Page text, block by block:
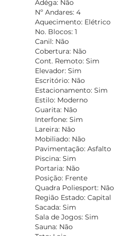
Adéga: Não
Nº Andares: 4
Aquecimento: Elétrico
No. Blocos: 1
Canil: Não
Cobertura: Não
Cont. Remoto: Sim
Elevador: Sim
Escritório: Não
Estacionamento: Sim
Estilo: Moderno
Guarita: Não
Interfone: Sim
Lareira: Não
Mobiliado: Não
Pavimentação: Asfalto
Piscina: Sim
Portaria: Não
Posição: Frente
Quadra Poliesport: Não
Região Estado: Capital
Sacada: Sim
Sala de Jogos: Sim
Sauna: Não